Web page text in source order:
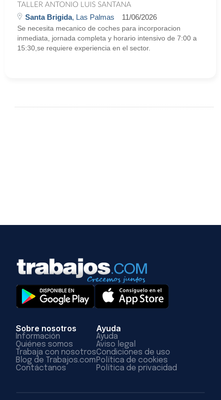
TALLER ANTONIO LUIS SANTANA
Santa Brigida, Las Palmas 11/06/2026
Se necesita mecanico de coches para incorporacion
inmediata, jornada completa y horario intensivo de 7:00 a
15:30,se requiere experiencia en el sector.
Sobre nosotros
Información
Quiénes somos
Trabaja con nosotros
Blog de Trabajos.com
Contáctanos
Ayuda
Ayuda
Aviso legal
Condiciones de uso
Política de cookies
Política de privacidad